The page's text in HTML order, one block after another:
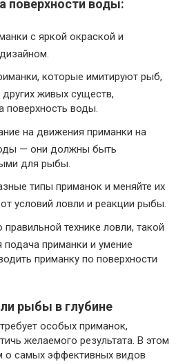
поверхности воды:
с яркой окраской и
которые имитируют рыб,
живых существ,
воды.
на движения приманки на
— они должны быть
для рыбы.
типы приманок и меняйте их
условий ловли и реакции рыбы.
технике ловли, такой
подача приманки и умение
приманку по поверхности
рыбы в глубине
особых приманок,
желаемого результата. В этом
о самых эффективных видов